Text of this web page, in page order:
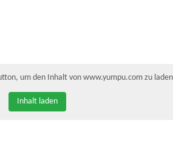
um den Inhalt von www.yumpu.com zu
Inhalt laden